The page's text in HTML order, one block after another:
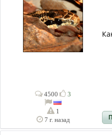
4500 3
1
7 г. назад